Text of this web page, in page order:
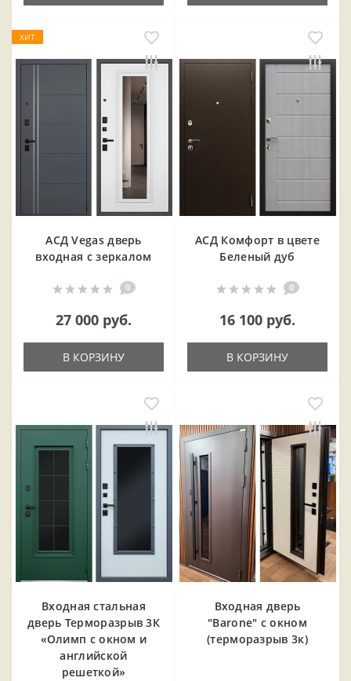
ХИТ
АСД Vegas дверь
входная с зеркалом
0
27 000 руб.
В КОРЗИНУ
АСД Комфорт в цвете
Беленый дуб
0
16 100 руб.
В КОРЗИНУ
Входная cтальная
дверь Терморазрыв 3К
«Олимп с окном и
английской
решеткой»
Входная дверь
"Barone" с окном
(терморазрыв 3к)